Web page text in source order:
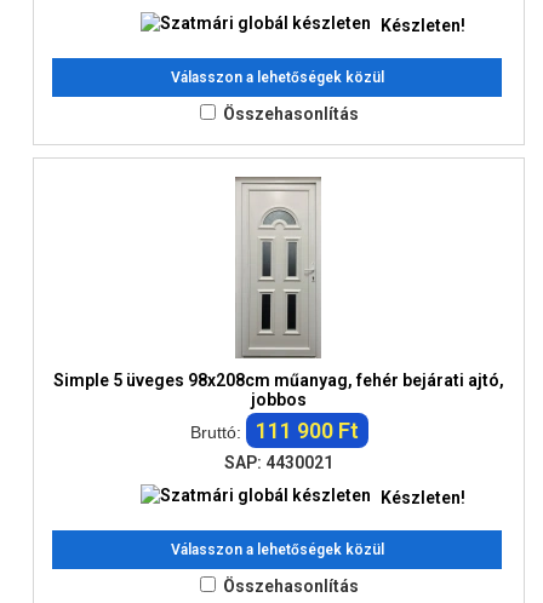
Készleten!
Válasszon a lehetőségek közül
Összehasonlítás
Simple 5 üveges 98x208cm műanyag, fehér bejárati ajtó,
jobbos
Bruttó:
111 900 Ft
SAP: 4430021
Készleten!
Válasszon a lehetőségek közül
Összehasonlítás